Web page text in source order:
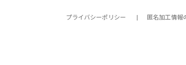
プライバシーポリシー 匿名加工情報